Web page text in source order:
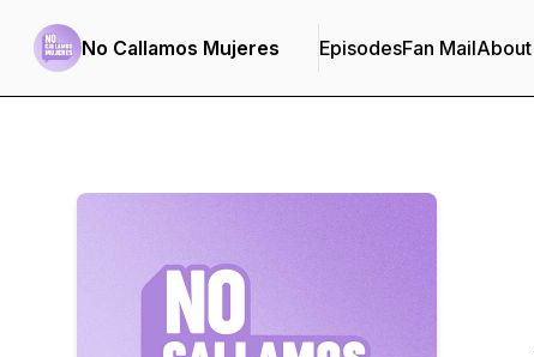
No Callamos Mujeres EpisodesFan MailAbout